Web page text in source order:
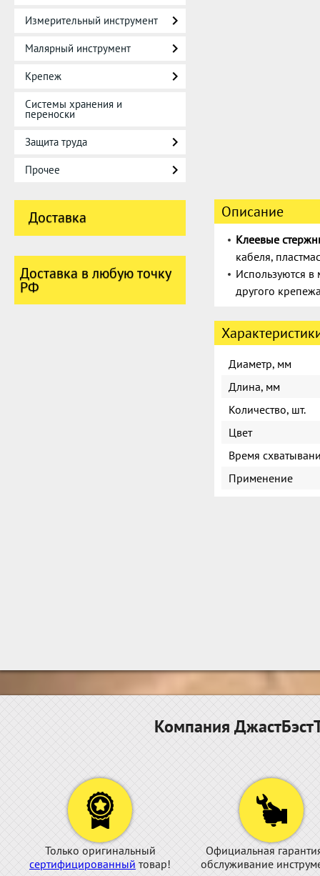
Измерительный инструмент
Малярный инструмент
Крепеж
Системы хранения и
переноски
Защита труда
Прочее
Доставка
Доставка в любую точку
РФ
Описание
Клеевые
кабеля,
Используются в
другого
Диаметр, мм
Длина, мм
Количество, шт.
Цвет
Время
Применение
Компания
Только оригинальный
сертифицированный товар!
Официальная
обслуживание